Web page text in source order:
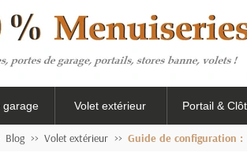
garage Volet extérieur Portail &
Blog Volet extérieur Guide de configuration :